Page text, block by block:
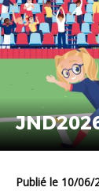
Publié le 10/06/